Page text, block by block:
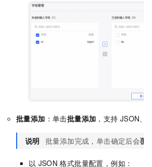
批量添加 ：单击批量添加 ，支持 JSON、
说明 批量添加完成，单击确定后会覆
以 JSON 格式批量配置，例如：